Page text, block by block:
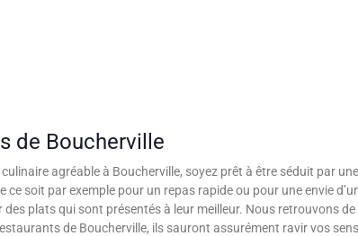
de Boucherville
culinaire agréable à Boucherville, soyez prêt à être séduit par
ce soit par exemple pour un repas rapide ou pour une envie
des plats qui sont présentés à leur meilleur. Nous
de Boucherville, ils sauront assurément ravir vos